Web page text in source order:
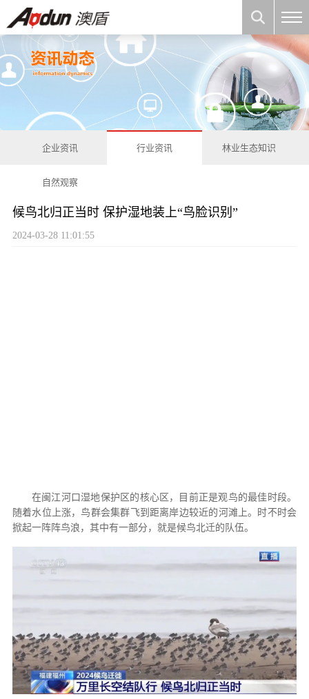
企业资讯 行业资讯 林业生态知识
自然观察
候鸟北归正当时 保护湿地装上“鸟脸识别”
2024-03-28 11:01:55
在闽江河口湿地保护区的核心区，目前正是观鸟的最佳时段。
随着水位上涨，鸟群会集群飞到距离岸边较近的河滩上。时不时会
掀起一阵阵鸟浪，其中有一部分，就是候鸟北迁的队伍。